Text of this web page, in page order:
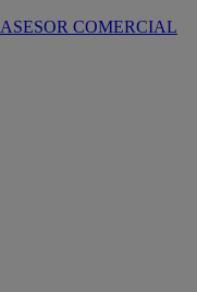
ASESOR COMERCIAL